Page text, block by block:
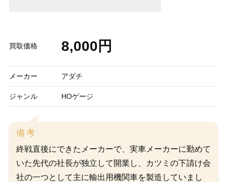
買取価格 8,000円
メーカー アダチ
ジャンル HOゲージ
備考
終戦直後にできたメーカーで、実車メーカーに勤めて
いた先代の社長が独立して開業し、カツミの下請け会
社の一つとして主に輸出用機関車を製造していまし